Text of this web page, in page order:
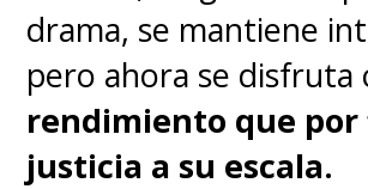
diferente y más
MADRING es un
divertido, diferente y
visualmente
drama, se mantiene
pero ahora se disfruta
rendimiento que por
justicia a su escala.